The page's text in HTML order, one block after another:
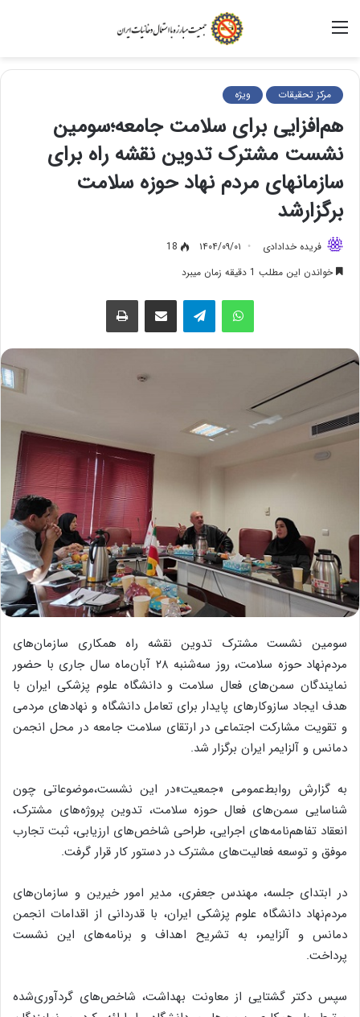
مرکز تحقیقات ویژه
هم‌افزایی برای سلامت جامعه؛سومین
نشست مشترک تدوین نقشه راه برای
سازمانهای مردم نهاد حوزه سلامت
برگزارشد
فریده خدادادی ۱۴۰۴/۰۹/۰۱
18
خواندن این مطلب 1 دقیقه زمان میبرد
واتس آپ اشتراک گذاری از طریق ایمیل
سومین نشست مشترک تدوین نقشه راه همکاری سازمان‌های
مردم‌نهاد حوزه سلامت، روز سه‌شنبه ۲۸ آبان‌ماه سال جاری با حضور
نمایندگان سمن‌های فعال سلامت و دانشگاه علوم پزشکی ایران با
هدف ایجاد سازوکارهای پایدار برای تعامل دانشگاه و نهادهای مردمی
و تقویت مشارکت اجتماعی در ارتقای سلامت جامعه در محل انجمن
دمانس و آلزایمر ایران برگزار شد.
به گزارش روابط‌عمومی «جمعیت»در این نشست،موضوعاتی چون
شناسایی سمن‌های فعال حوزه سلامت، تدوین پروژه‌های مشترک،
انعقاد تفاهم‌نامه‌های اجرایی، طراحی شاخص‌های ارزیابی، ثبت تجارب
موفق و توسعه فعالیت‌های مشترک در دستور کار قرار گرفت.
در ابتدای جلسه، مهندس جعفری، مدیر امور خیرین و سازمان‌های
مردم‌نهاد دانشگاه علوم پزشکی ایران، با قدردانی از اقدامات انجمن
دمانس و آلزایمر، به تشریح اهداف و برنامه‌های این نشست
پرداخت.
سپس دکتر گشتایی از معاونت بهداشت، شاخص‌های گردآوری‌شده